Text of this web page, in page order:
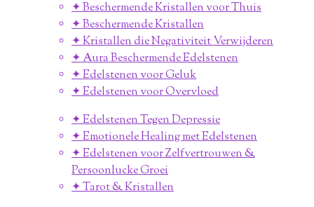
✦ Beschermende Kristallen voor Thuis
✦ Beschermende Kristallen
✦ Kristallen die Negativiteit Verwijderen
✦ Aura Beschermende Edelstenen
✦ Edelstenen voor Geluk
✦ Edelstenen voor Overvloed
✦ Edelstenen Tegen Depressie
✦ Emotionele Healing met Edelstenen
✦ Edelstenen voor Zelfvertrouwen &
Persoonlucke Groei
✦ Tarot & Kristallen